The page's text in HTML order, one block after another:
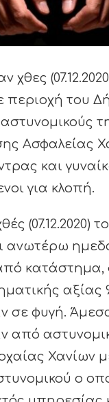
χθες
περιοχή του
Ασφαλείας
και
για κλοπή.
(07.12.2020) το
ανωτέρω
κατάστημα,
αξίας
σε φυγή.
από
Χανίων
ο